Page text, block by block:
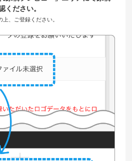
ください。
、ご登録ください。